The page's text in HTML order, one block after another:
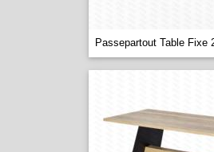
Passepartout Table Fixe